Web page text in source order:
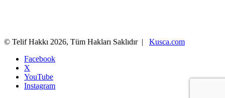
© Telif Hakkı 2026, Tüm Hakları Saklıdır | Kusca.com
Facebook
X
YouTube
Instagram